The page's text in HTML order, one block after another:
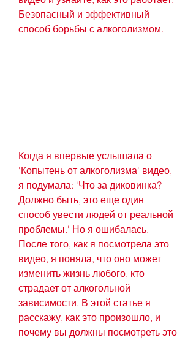
Безопасный и эффективный
способ борьбы с алкоголизмом.
Когда я впервые услышала о
'Копытень от алкоголизма' видео,
я подумала: 'Что за диковинка?
Должно быть, это еще один
способ увести людей от реальной
проблемы.' Но я ошибалась.
После того, как я посмотрела это
видео, я поняла, что оно может
изменить жизнь любого, кто
страдает от алкогольной
зависимости. В этой статье я
расскажу, как это произошло, и
почему вы должны посмотреть это